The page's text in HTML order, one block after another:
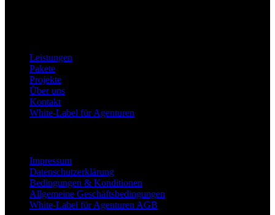
Leistungen
Pakete
Projekte
Über uns
Kontakt
White-Label für Agenturen
Impressum
Datenschutzerklärung
Bedingungen & Konditionen
Allgemeine Geschäftsbedingungen
White-Label für Agenturen AGB